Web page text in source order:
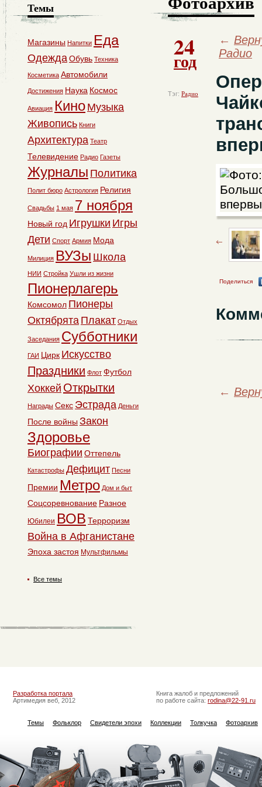
24
год
Тэг: Радио
←
Радио
Поделиться
←
Темы
Магазины Напитки Еда
ОдеждаОбувь Техника
Косметика Автомобили
Достижения Наука Космос
Авиация Кино Музыка
Живопись Книги
Архитектура Театр
Телевидение Радио Газеты
Журналы Политика
Полит бюро Астрология Религия
Свадьбы 1 мая 7 ноября
Новый год Игрушки Игры
Дети Спорт Армия Мода
Милиция ВУЗы Школа
НИИ Стройка Ушли из жизни
Пионерлагерь
Комсомол Пионеры
Октябрята Плакат Отдых
Заседания Субботники
ГАИ Цирк Искусство
Праздники Флот Футбол
Хоккей Открытки
Награды Секс Эстрада Деньги
После войны Закон
Здоровье
Биографии Оттепель
Катастрофы Дефицит Песни
Премии Метро Дом и быт
Соцсоревнование Разное
Юбилеи ВОВ Терроризм
Война в Афганистане
Эпоха застоя Мультфильмы
Все темы
Разработка портала
Артимедия веб, 2012
Книга жалоб и предложений
по работе сайта: rodina@22-91.ru
Темы Фольклор Свидетели эпохи Коллекции Толкучка Фотоархив